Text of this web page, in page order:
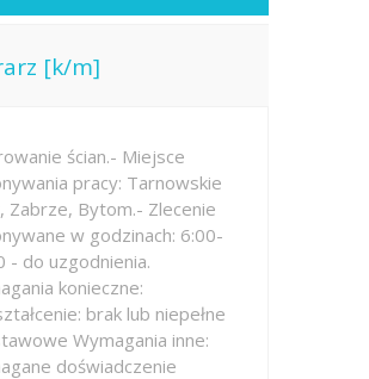
[k/m]
ścian.- Miejsce
pracy: Tarnowskie
Zabrze, Bytom.- Zlecenie
w godzinach: 6:00-
- do uzgodnienia.
konieczne:
brak lub niepełne
Wymagania inne:
doświadczenie